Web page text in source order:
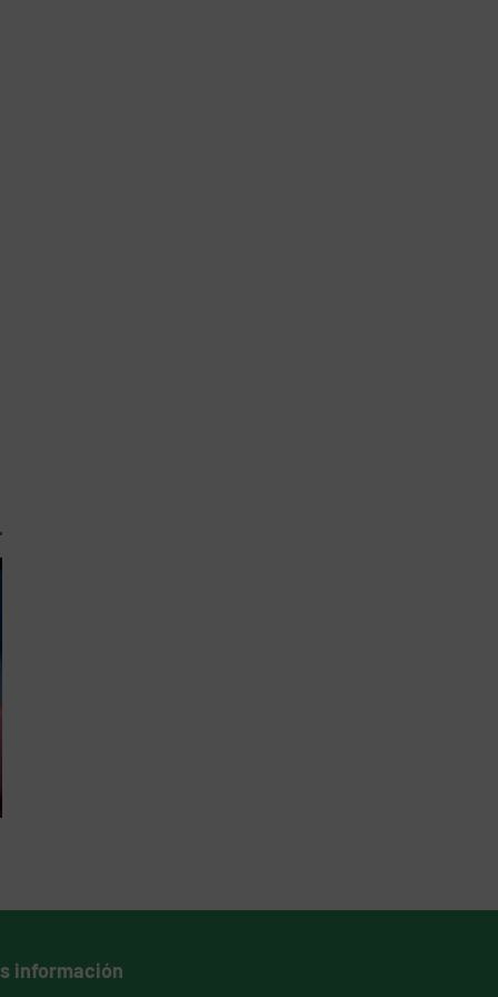
información